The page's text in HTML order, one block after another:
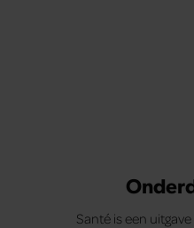
Santé is een